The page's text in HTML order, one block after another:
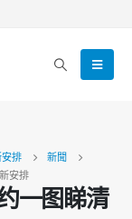
排
新聞
安排
一图睇清